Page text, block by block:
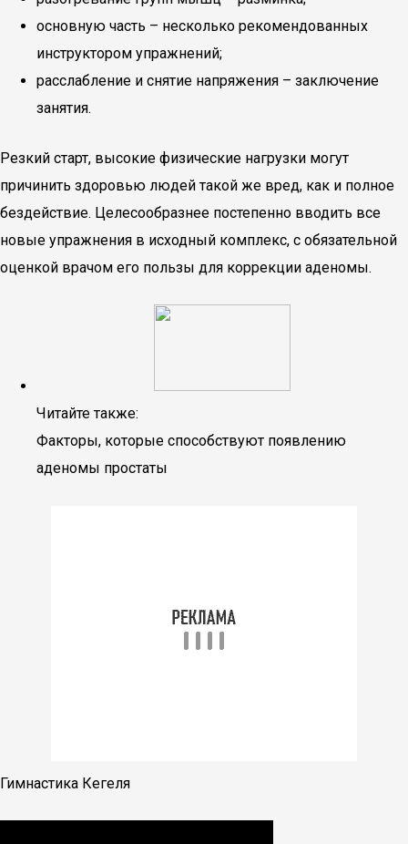
основную часть – несколько рекомендованных
инструктором упражнений;
расслабление и снятие напряжения – заключение
занятия.
Резкий старт, высокие физические нагрузки могут
причинить здоровью людей такой же вред, как и полное
бездействие. Целесообразнее постепенно вводить все
новые упражнения в исходный комплекс, с обязательной
оценкой врачом его пользы для коррекции аденомы.
Читайте также:
Факторы, которые способствуют появлению
аденомы простаты
Гимнастика Кегеля